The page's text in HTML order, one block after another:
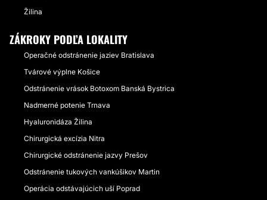
Žilina
ZÁKROKY PODĽA LOKALITY
Operačné odstránenie jaziev Bratislava
Tvárové výplne Košice
Odstránenie vrások Botoxom Banská Bystrica
Nadmerné potenie Trnava
Hyaluronidáza Žilina
Chirurgická excízia Nitra
Chirurgické odstránenie jazvy Prešov
Odstránenie tukových vankúšikov Martin
Operácia odstávajúcich uší Poprad